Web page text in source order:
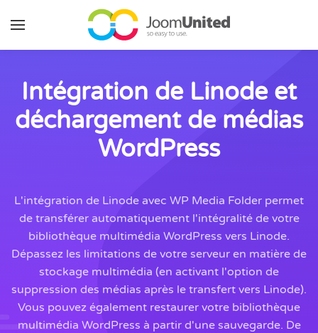
Aller au contenu principal
Intégration de Linode et
déchargement de médias
WordPress
L'intégration de Linode avec WP Media Folder permet
de transférer automatiquement l'intégralité de votre
bibliothèque multimédia WordPress vers Linode.
Dépassez les limitations de votre serveur en matière de
stockage multimédia (en activant l'option de
suppression des médias après le transfert vers Linode).
Vous pouvez également restaurer votre bibliothèque
multimédia WordPress à partir d'une sauvegarde. De